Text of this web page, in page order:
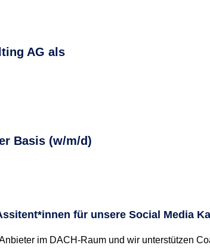
AG als
Basis (w/m/d)
für unsere Social Media
im DACH-Raum und wir unterstützen